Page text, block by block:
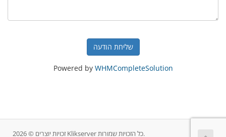
שליחת הודעה
Powered by WHMCompleteSolution
זכויות יוצרים © 2026 Klikserver כל הזכויות שמורות.